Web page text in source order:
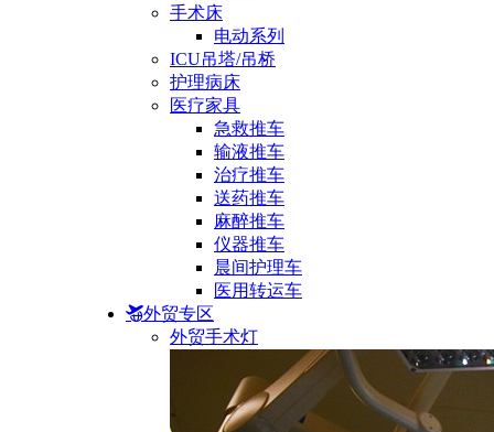
手术床
电动系列
ICU吊塔/吊桥
护理病床
医疗家具
急救推车
输液推车
治疗推车
送药推车
麻醉推车
仪器推车
晨间护理车
医用转运车
外贸专区
外贸手术灯